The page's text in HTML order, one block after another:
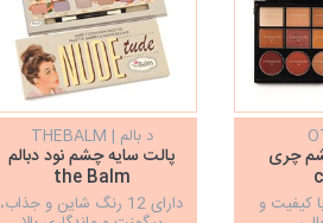
چری
کیفیت و
د بالم | THEBALM
پالت سایه چشم نود دبالم
the Balm
دارای 12 رنگ شاین و جذاب،